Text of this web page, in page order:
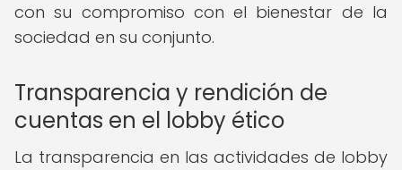
con su compromiso con el bienestar de la
sociedad en su conjunto.
Transparencia y rendición de
cuentas en el lobby ético
La transparencia en las actividades de lobby